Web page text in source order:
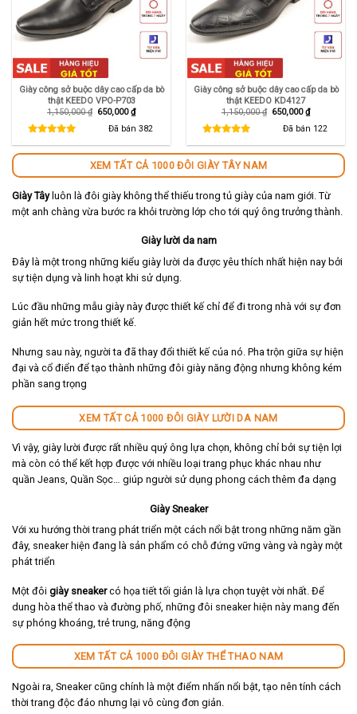
Giày công sở buộc dây cao cấp da bò
thật KEEDO VPO-P703
1,150,000₫ Giá
1,150,000 ₫.
650,000₫Giá
hiện
tại
là:
650,000 ₫.
Đã bán 382
Giày công sở buộc dây cao cấp da bò
thật KEEDO KD4127
1,150,000₫ Giá
1,150,000 ₫.
650,000₫Giá
hiện
tại
là:
650,000 ₫.
Đã bán 122
XEM TẤT CẢ 1000 ĐÔI GIÀY TÂY NAM
Giày Tâyluôn là đôi giày không thể thiếu trong tủ giày của nam giới. Từ
một anh chàng vừa bước ra khỏi trường lớp cho tới quý ông trưởng thành.
Giày lười da nam
Đây là một trong những kiểu giày lười da được yêu thích nhất hiện nay bởi
sự tiện dụng và linh hoạt khi sử dụng.
Lúc đầu những mẫu giày này được thiết kế chỉ để đi trong nhà với sự đơn
giản hết mức trong thiết kế.
Nhưng sau này, người ta đã thay đổi thiết kế của nó. Pha trộn giữa sự hiện
đại và cổ điển để tạo thành những đôi giày năng động nhưng không kém
phần sang trọng
XEM TẤT CẢ 1000 ĐÔI GIÀY LƯỜI DA NAM
Vì vậy, giày lười được rất nhiều quý ông lựa chọn, không chỉ bởi sự tiện lợi
mà còn có thể kết hợp được với nhiều loại trang phục khác nhau như
quần Jeans, Quần Sọc… giúp người sử dụng phong cách thêm đa dạng
Giày Sneaker
Với xu hướng thời trang phát triển một cách nổi bật trong những năm gần
đây, sneaker hiện đang là sản phẩm có chỗ đứng vững vàng và ngày một
phát triển
Một đôi giày sneakercó họa tiết tối giản là lựa chọn tuyệt vời nhất. Để
dung hòa thể thao và đường phố, những đôi sneaker hiện này mang đến
sự phóng khoáng, trẻ trung, năng động
XEM TẤT CẢ 1000 ĐÔI GIÀY THỂ THAO NAM
Ngoài ra, Sneaker cũng chính là một điểm nhấn nổi bật, tạo nên tính cách
thời trang độc đáo nhưng lại vô cùng đơn giản.